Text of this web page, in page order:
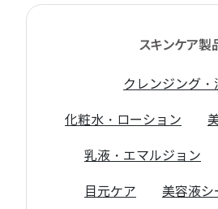
スキンケア製
クレンジング・
化粧水・ローション
乳液・エマルジョン
目元ケア 美容液シ